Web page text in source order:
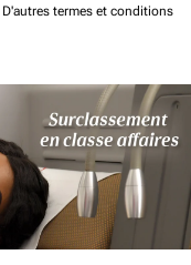
D'autres termes et conditions